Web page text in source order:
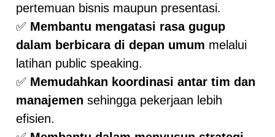
pertemuan bisnis maupun presentasi.
✅ Membantu mengatasi rasa gugup
dalam berbicara di depan umum melalui
latihan public speaking.
✅ Memudahkan koordinasi antar tim dan
manajemen sehingga pekerjaan lebih
efisien.